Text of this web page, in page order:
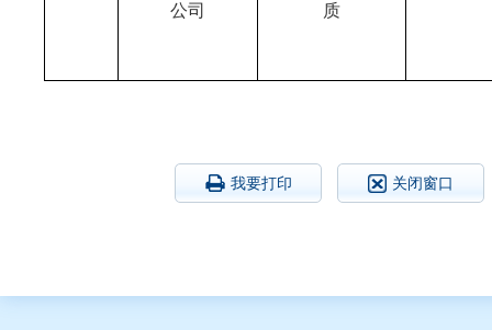
公司 质
我要打印 关闭窗口